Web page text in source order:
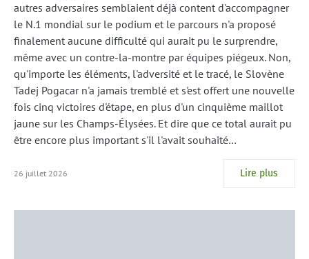
autres adversaires semblaient déjà content d'accompagner
le N.1 mondial sur le podium et le parcours n'a proposé
finalement aucune difficulté qui aurait pu le surprendre,
même avec un contre-la-montre par équipes piégeux. Non,
qu'importe les éléments, l'adversité et le tracé, le Slovène
Tadej Pogacar n'a jamais tremblé et s'est offert une nouvelle
fois cinq victoires d'étape, en plus d'un cinquième maillot
jaune sur les Champs-Élysées. Et dire que ce total aurait pu
être encore plus important s'il l'avait souhaité…
26 juillet 2026 Lire plus